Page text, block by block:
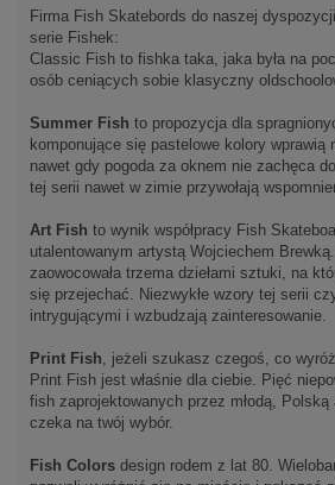
Firma Fish Skatebords do naszej
serie Fishek:
Classic Fish to fishka taka, jaka była na
osób ceniących sobie klasyczny
Summer Fish to propozycja dla
komponujące się pastelowe kolory wprawią
nawet gdy pogoda za oknem nie zachęca
tej serii nawet w zimie przywołają
Art Fish to wynik współpracy Fish
utalentowanym artystą Wojciechem Brewką.
zaowocowała trzema dziełami sztuki, na
się przejechać. Niezwykłe wzory tej serii
intrygującymi i wzbudzają zainteresowanie.
Print Fish, jeżeli szukasz czegoś, co
Print Fish jest właśnie dla ciebie. Pięć
fish zaprojektowanych przez młodą,
czeka na twój wybór.
Fish Colors design rodem z lat 80.